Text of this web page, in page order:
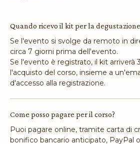
Quando ricevo il kit per la degustazione
Se l'evento si svolge da remoto in
circa 7 giorni prima dell'evento.
Se l'evento è registrato, il kit arriverà
l'acquisto del corso, insieme a
d'accesso alla registrazione.
Come posso pagare per il corso?
Puoi pagare online, tramite carta di
bonifico bancario anticipato, PayPal